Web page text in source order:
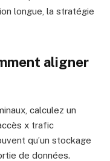
longue, la stratégie
aligner
calculez un
x trafic
qu’un stockage
de données.